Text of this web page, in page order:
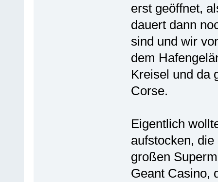
erst geöffnet,
dauert dann
sind und wir
dem
Kreisel und da
Corse.
Eigentlich
aufstocken,
großen
Geant Casino,